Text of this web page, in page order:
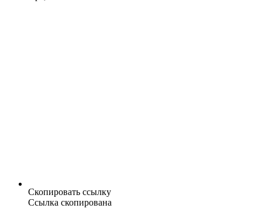
Скопировать ссылку
Ссылка скопирована